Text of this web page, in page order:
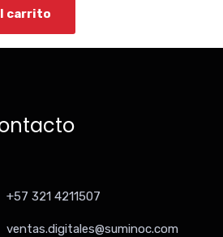
carrito
+57 321 4211507
ventas.digitales@suminoc.com